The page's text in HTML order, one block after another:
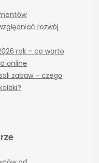
rozwój
rok – co warto
online
zabaw – czego